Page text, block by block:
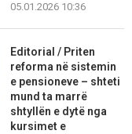
05.01.2026 10:36
Editorial / Priten
reforma në sistemin
e pensioneve – shteti
mund ta marrë
shtyllën e dytë nga
kursimet e